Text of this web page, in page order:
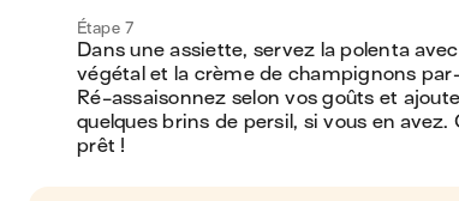
Étape 7
Dans une assiette, servez la polenta
végétal et la crème de champignons
Ré-assaisonnez selon vos goûts et
quelques brins de persil, si vous en avez.
prêt !